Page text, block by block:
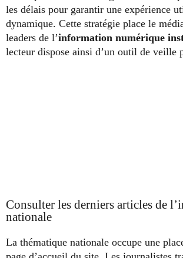
les délais pour garantir une expérience
dynamique. Cette stratégie place le
leaders de l’information numérique
lecteur dispose ainsi d’un outil de veille
Consulter les derniers articles de
nationale
La thématique nationale occupe une